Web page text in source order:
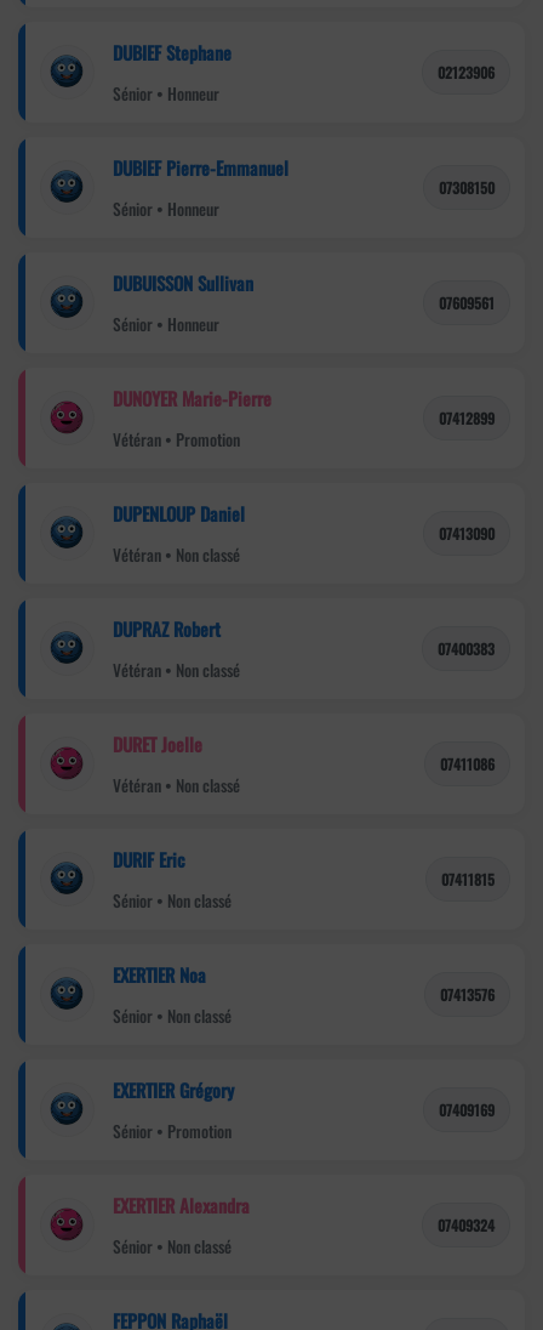
DUBIEF Stephane
Sénior • Honneur
02123906
DUBIEF Pierre-Emmanuel
Sénior • Honneur
07308150
DUBUISSON Sullivan
Sénior • Honneur
07609561
DUNOYER Marie-Pierre
Vétéran • Promotion
07412899
DUPENLOUP Daniel
Vétéran • Non classé
07413090
DUPRAZ Robert
Vétéran • Non classé
07400383
DURET Joelle
Vétéran • Non classé
07411086
DURIF Eric
Sénior • Non classé
07411815
EXERTIER Noa
Sénior • Non classé
07413576
EXERTIER Grégory
Sénior • Promotion
07409169
EXERTIER Alexandra
Sénior • Non classé
07409324
FEPPON Raphaël